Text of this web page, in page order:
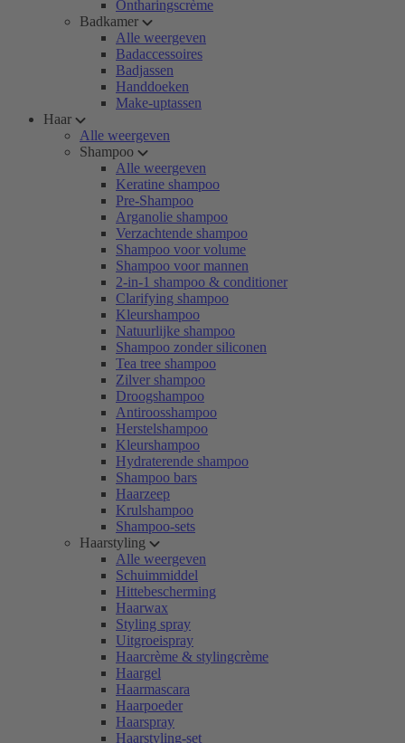
Ontharingscrème
Badkamer
Alle weergeven
Badaccessoires
Badjassen
Handdoeken
Make-uptassen
Haar
Alle weergeven
Shampoo
Alle weergeven
Keratine shampoo
Pre-Shampoo
Arganolie shampoo
Verzachtende shampoo
Shampoo voor volume
Shampoo voor mannen
2-in-1 shampoo & conditioner
Clarifying shampoo
Kleurshampoo
Natuurlijke shampoo
Shampoo zonder siliconen
Tea tree shampoo
Zilver shampoo
Droogshampoo
Antiroosshampoo
Herstelshampoo
Kleurshampoo
Hydraterende shampoo
Shampoo bars
Haarzeep
Krulshampoo
Shampoo-sets
Haarstyling
Alle weergeven
Schuimmiddel
Hittebescherming
Haarwax
Styling spray
Uitgroeispray
Haarcrème & stylingcrème
Haargel
Haarmascara
Haarpoeder
Haarspray
Haarstyling-set